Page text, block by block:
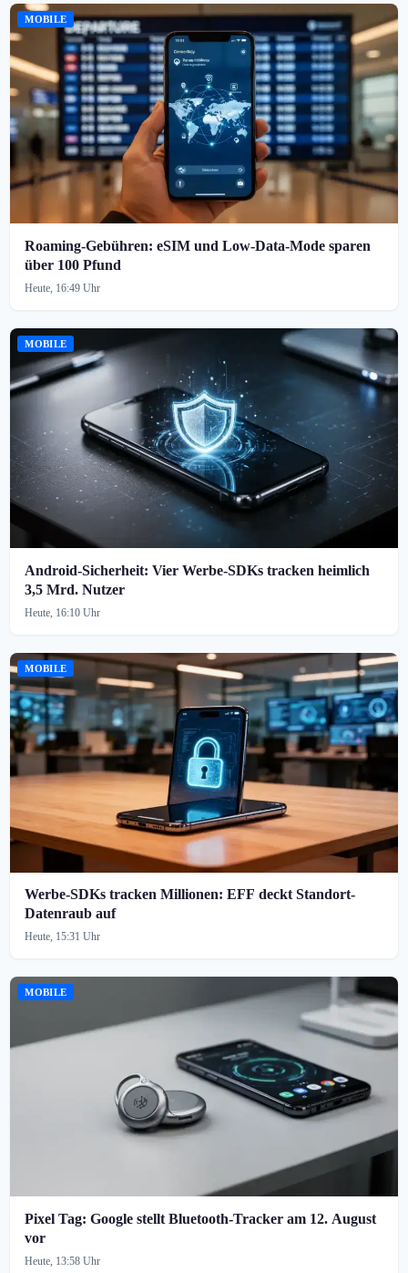
MOBILE
Roaming-Gebühren: eSIM und Low-Data-Mode sparen
über 100 Pfund
Heute, 16:49 Uhr
MOBILE
Android-Sicherheit: Vier Werbe-SDKs tracken heimlich
3,5 Mrd. Nutzer
Heute, 16:10 Uhr
MOBILE
Werbe-SDKs tracken Millionen: EFF deckt Standort-
Datenraub auf
Heute, 15:31 Uhr
MOBILE
Pixel Tag: Google stellt Bluetooth-Tracker am 12. August
vor
Heute, 13:58 Uhr